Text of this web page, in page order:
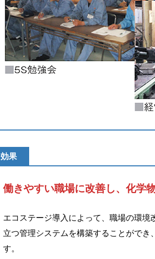
効果
働きやすい職場に改善し、化学
エコステージ導入によって、職場の環
立つ管理システムを構築することがで
す。